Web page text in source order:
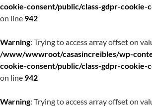
cookie-consent/public/class-gdpr-cookie-
on line 942
Warning: Trying to access array offset on
/www/wwwroot/casasincreibles/wp-
cookie-consent/public/class-gdpr-cookie-
on line 942
Warning: Trying to access array offset on